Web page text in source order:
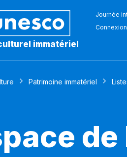
immatériel
Journée
Connexion
Patrimoine immatériel